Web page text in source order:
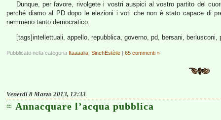
Dunque, per favore, rivolgete i vostri auspici al vostro partito del
perché diamo al PD dopo le elezioni i voti che non è stato capace di
nemmeno tanto democratico.
[tags]intellettuali, appello, repubblica, governo, pd, bersani,
Pubblicato nella categoria Itaaaalia SinchËstèile | 65 commenti »
Venerdì 8 Marzo 2013, 12:33
Annacquare l’acqua pubblica